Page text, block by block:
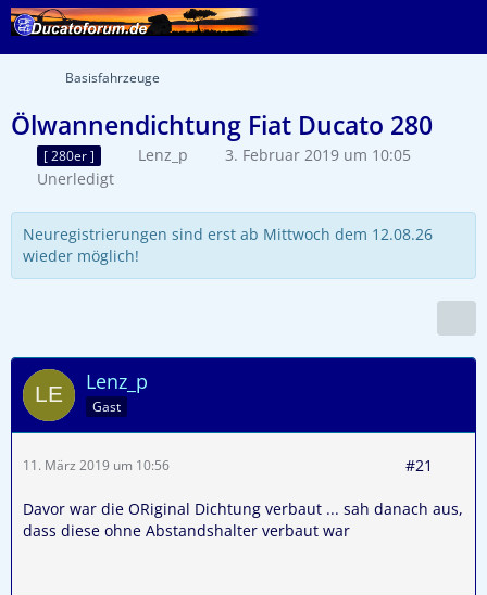
Basisfahrzeuge
Ölwannendichtung Fiat Ducato 280
[ 280er ] Lenz_p
3. Februar 2019 um 10:05
Unerledigt
Neuregistrierungen sind erst ab Mittwoch dem 12.08.26
wieder möglich!
Lenz_p
Gast
11. März 2019 um 10:56 #21
Davor war die ORiginal Dichtung verbaut ... sah danach aus,
dass diese ohne Abstandshalter verbaut war